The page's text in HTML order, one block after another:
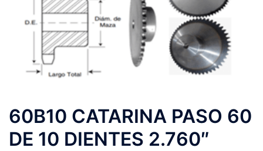
60B10 CATARINA PASO 60
DE 10 DIENTES 2.760″